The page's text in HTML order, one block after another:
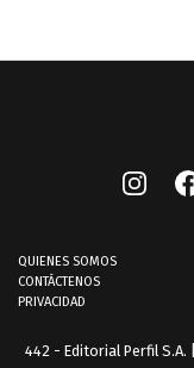
QUIENES SOMOS
CONTÁCTENOS
PRIVACIDAD
442 - Editorial Perfil S.A.